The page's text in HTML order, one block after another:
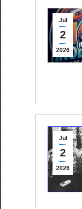
Jul
2
2026
Jul
2
2026